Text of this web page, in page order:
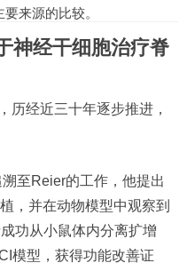
来源的比较。
神经干细胞治疗脊
历经近三十年逐步推进，
至Reier的工作，他提出
，并在动物模型中观察到
功从小鼠体内分离扩增
模型，获得功能改善证